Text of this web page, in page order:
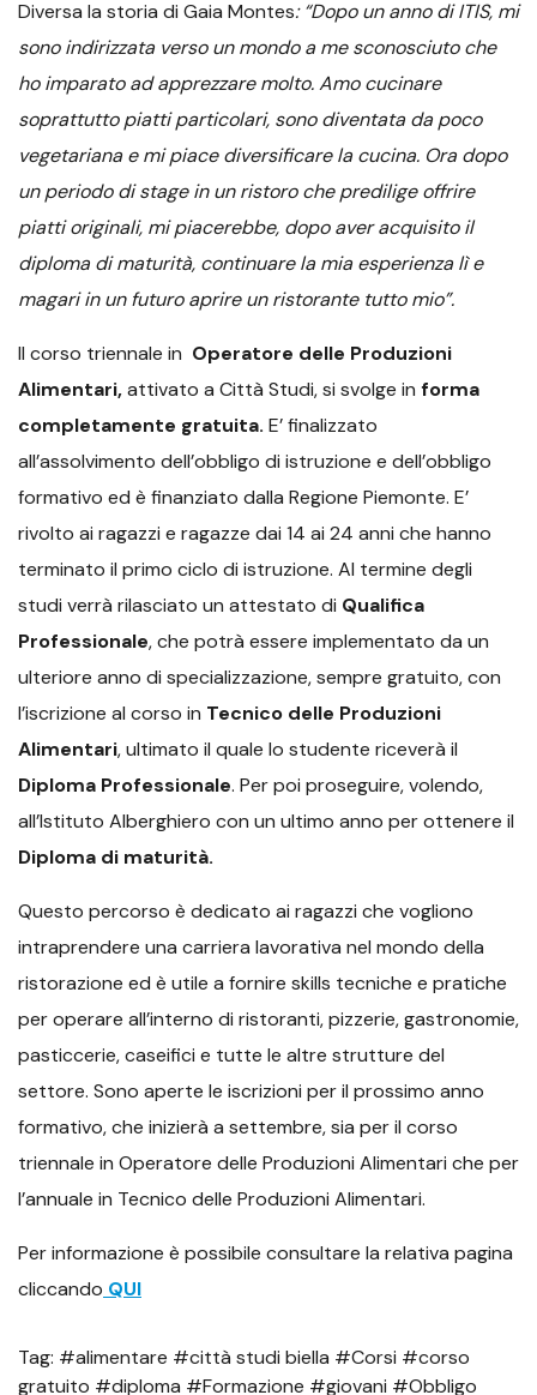
Diversa la storia di Gaia Montes: “Dopo un anno di ITIS, mi
sono indirizzata verso un mondo a me sconosciuto che
ho imparato ad apprezzare molto. Amo cucinare
soprattutto piatti particolari, sono diventata da poco
vegetariana e mi piace diversificare la cucina. Ora dopo
un periodo di stage in un ristoro che predilige offrire
piatti originali, mi piacerebbe, dopo aver acquisito il
diploma di maturità, continuare la mia esperienza lì e
magari in un futuro aprire un ristorante tutto mio”.
Il corso triennale in Operatore delle Produzioni
Alimentari,attivato a Città Studi, si svolge in forma
completamente gratuita. E’ finalizzato
all’assolvimento dell’obbligo di istruzione e dell’obbligo
formativo ed è finanziato dalla Regione Piemonte. E’
rivolto ai ragazzi e ragazze dai 14 ai 24 anni che hanno
terminato il primo ciclo di istruzione. Al termine degli
studi verrà rilasciato un attestato di Qualifica
Professionale, che potrà essere implementato da un
ulteriore anno di specializzazione, sempre gratuito, con
l’iscrizione al corso in Tecnico delle Produzioni
Alimentari, ultimato il quale lo studente riceverà il
Diploma Professionale. Per poi proseguire, volendo,
all’Istituto Alberghiero con un ultimo anno per ottenere il
Diploma di maturità.
Questo percorso è dedicato ai ragazzi che vogliono
intraprendere una carriera lavorativa nel mondo della
ristorazione ed è utile a fornire skills tecniche e pratiche
per operare all’interno di ristoranti, pizzerie, gastronomie,
pasticcerie, caseifici e tutte le altre strutture del
settore. Sono aperte le iscrizioni per il prossimo anno
formativo, che inizierà a settembre, sia per il corso
triennale in Operatore delle Produzioni Alimentari che per
l’annuale in Tecnico delle Produzioni Alimentari.
Per informazione è possibile consultare la relativa pagina
cliccando QUI
Tag: #alimentare #città studi biella #Corsi #corso
gratuito #diploma #Formazione #giovani #Obbligo